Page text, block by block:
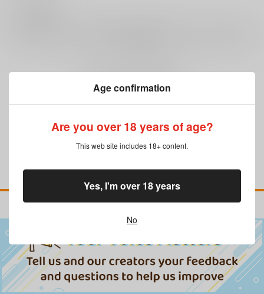
Age confirmation
Are you over 18 years of age?
This web site includes 18+ content.
No
Yes, I'm over 18 years